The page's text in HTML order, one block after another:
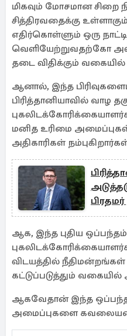
மிகவும் மோசமான சிறை
சித்திரவதைக்கு
எதிர்கொள்ளும் ஒரு
வெளியேற்றுவதற்கோ
தடை விதிக்கும்
ஆனால், இந்த
பிரித்தானியாவில் வாழ
மனித உரிமை அமைப்புகள்
அதிகாரிகள்
ஆக, இந்த புதிய
விடயத்தில்
கட்டுப்படுத்தும்
ஆகவேதான் இந்த
அமைப்புகளை